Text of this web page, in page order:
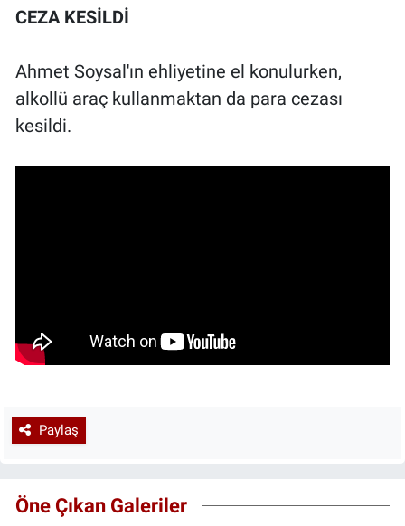
CEZA KESİLDİ
Ahmet Soysal'ın ehliyetine el konulurken,
alkollü araç kullanmaktan da para cezası
kesildi.
Paylaş
Öne Çıkan Galeriler